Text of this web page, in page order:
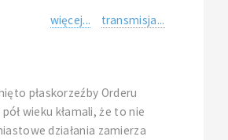
więcej...
transmisja...
płaskorzeźby Orderu
wieku kłamali, że to nie
działania zamierza